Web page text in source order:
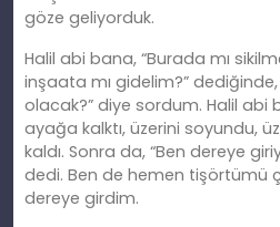
göze geliyorduk.
Halil abi bana, “Burada mı
inşaata mı gidelim?”
olacak?” diye sordum. Halil abi
ayağa kalktı, üzerini soyundu,
kaldı. Sonra da, “Ben dereye
dedi. Ben de hemen tişörtümü
dereye girdim.